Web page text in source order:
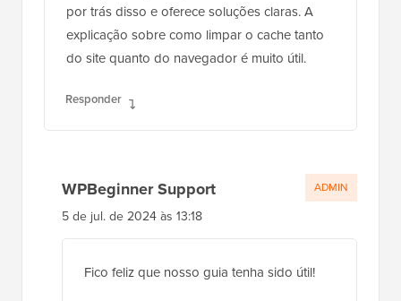
por trás disso e oferece soluções claras. A
explicação sobre como limpar o cache tanto
do site quanto do navegador é muito útil.
Responder
WPBeginner Support
5 de jul. de 2024 às 13:18
Fico feliz que nosso guia tenha sido útil!
ADMIN